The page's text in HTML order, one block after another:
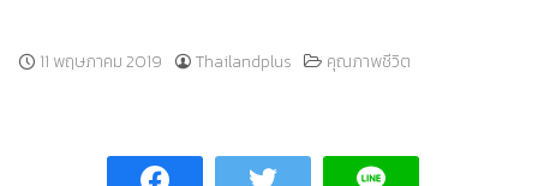
11 พฤษภาคม 2019 Thailandplus คุณภาพชีวิต